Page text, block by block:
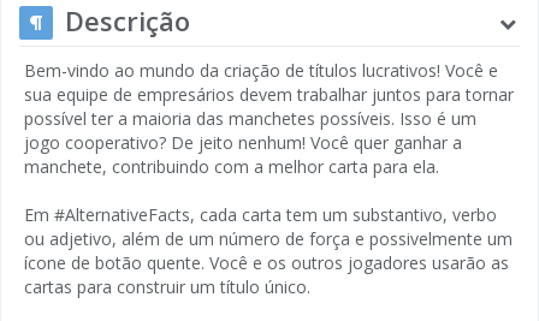
Descrição
Bem-vindo ao mundo da criação de títulos lucrativos! Você e
sua equipe de empresários devem trabalhar juntos para tornar
possível ter a maioria das manchetes possíveis. Isso é um
jogo cooperativo? De jeito nenhum! Você quer ganhar a
manchete, contribuindo com a melhor carta para ela.
Em #AlternativeFacts, cada carta tem um substantivo, verbo
ou adjetivo, além de um número de força e possivelmente um
ícone de botão quente. Você e os outros jogadores usarão as
cartas para construir um título único.